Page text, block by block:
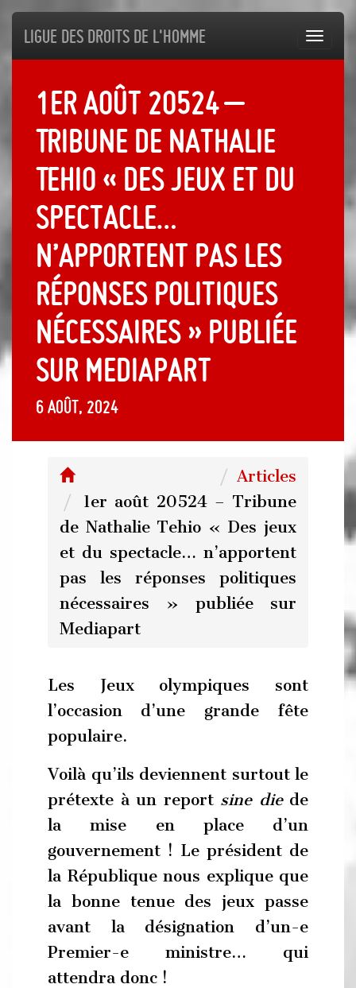
Ligue des droits de l'Homme
1er août 20524 –
Tribune de Nathalie
Tehio « Des jeux et du
spectacle…
n’apportent pas les
réponses politiques
nécessaires » publiée
sur Mediapart
6 août, 2024
Articles
1er août 20524 – Tribune
de Nathalie Tehio « Des jeux
et du spectacle… n’apportent
pas les réponses politiques
nécessaires » publiée sur
Mediapart
Les Jeux olympiques sont
l’occasion d’une grande fête
populaire.
Voilà qu’ils deviennent surtout le
prétexte à un report sine diede
la mise en place d’un
gouvernement ! Le président de
la République nous explique que
la bonne tenue des jeux passe
avant la désignation d’un-e
Premier-e ministre… qui
attendra donc !